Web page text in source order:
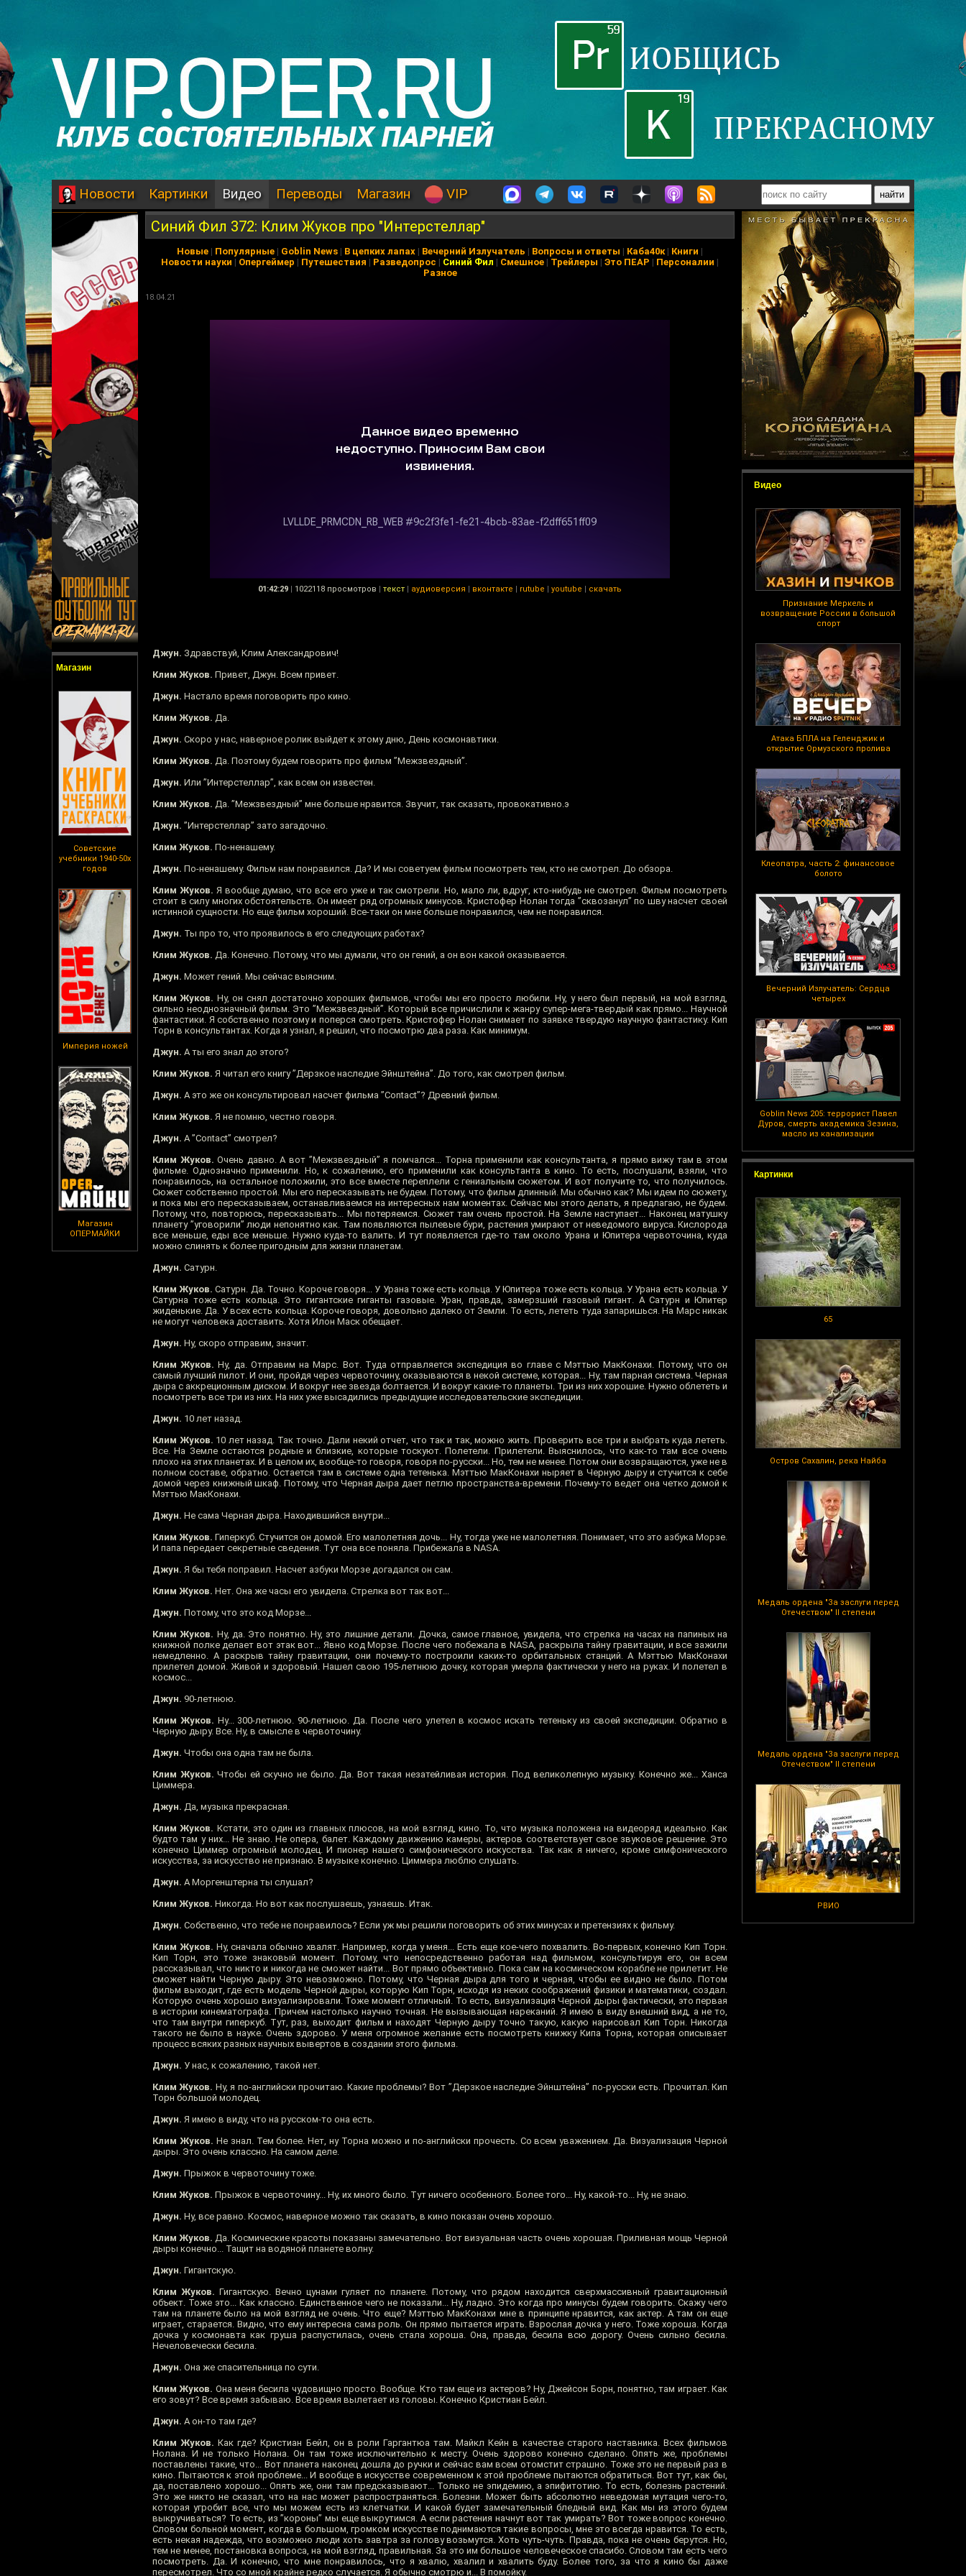
Новости Картинки Видео Переводы Магазин VIP
Магазин
Советские
учебники 1940-50х
годов
Империя ножей
Магазин
ОПЕРМАЙКИ
Видео
Признание Меркель и
возвращение России в большой
спорт
Атака БПЛА на Геленджик и
открытие Ормузского пролива
Клеопатра, часть 2: финансовое
болото
Вечерний Излучатель: Сердца
четырех
Goblin News 205: террорист Павел
Дуров, смерть академика Зезина,
масло из канализации
Картинки
65
Остров Сахалин, река Найба
Медаль ордена "За заслуги перед
Отечеством" II степени
Медаль ордена "За заслуги перед
Отечеством" II степени
РВИО
Синий Фил 372: Клим Жуков про "Интерстеллар"
Новые | Популярные | Goblin News | В цепких лапах | Вечерний Излучатель | Вопросы и ответы | Каба40к| Книги |
Новости науки | Опергеймер | Путешествия | Разведопрос | Синий Фил | Смешное | Трейлеры | Это ПЕАР | Персоналии |
Разное
18.04.21
01:42:29 | 1022118 просмотров | текст | аудиоверсия | вконтакте | rutube | youtube | скачать
Джун. Здравствуй, Клим Александрович!
Клим Жуков. Привет, Джун. Всем привет.
Джун. Настало время поговорить про кино.
Клим Жуков. Да.
Джун. Скоро у нас, наверное ролик выйдет к этому дню, День космонавтики.
Клим Жуков. Да. Поэтому будем говорить про фильм ”Межзвездный”.
Джун. Или ”Интерстеллар”, как всем он известен.
Клим Жуков. Да. ”Межзвездный” мне больше нравится. Звучит, так сказать, провокативно.э
Джун. ”Интерстеллар” зато загадочно.
Клим Жуков. По-ненашему.
Джун. По-ненашему. Фильм нам понравился. Да? И мы советуем фильм посмотреть тем, кто не смотрел. До обзора.
Клим Жуков. Я вообще думаю, что все его уже и так смотрели. Но, мало ли, вдруг, кто-нибудь не смотрел. Фильм посмотреть
стоит в силу многих обстоятельств. Он имеет ряд огромных минусов. Кристофер Нолан тогда ”сквозанул” по шву насчет своей
истинной сущности. Но еще фильм хороший. Все-таки он мне больше понравился, чем не понравился.
Джун. Ты про то, что проявилось в его следующих работах?
Клим Жуков. Да. Конечно. Потому, что мы думали, что он гений, а он вон какой оказывается.
Джун. Может гений. Мы сейчас выясним.
Клим Жуков. Ну, он снял достаточно хороших фильмов, чтобы мы его просто любили. Ну, у него был первый, на мой взгляд,
сильно неоднозначный фильм. Это ”Межзвездный”. Который все причислили к жанру супер-мега-твердый как прямо... Научной
фантастики. Я собственно поэтому и поперся смотреть. Кристофер Нолан снимает по заявке твердую научную фантастику. Кип
Торн в консультантах. Когда я узнал, я решил, что посмотрю два раза. Как минимум.
Джун. А ты его знал до этого?
Клим Жуков. Я читал его книгу ”Дерзкое наследие Эйнштейна”. До того, как смотрел фильм.
Джун. А это же он консультировал насчет фильма ”Contact”? Древний фильм.
Клим Жуков. Я не помню, честно говоря.
Джун. А ”Contact” смотрел?
Клим Жуков. Очень давно. А вот ”Межзвездный” я помчался... Торна применили как консультанта, я прямо вижу там в этом
фильме. Однозначно применили. Но, к сожалению, его применили как консультанта в кино. То есть, послушали, взяли, что
понравилось, на остальное положили, это все вместе переплели с гениальным сюжетом. И вот получите то, что получилось.
Сюжет собственно простой. Мы его пересказывать не будем. Потому, что фильм длинный. Мы обычно как? Мы идем по сюжету,
и пока мы его пересказываем, останавливаемся на интересных нам моментах. Сейчас мы этого делать, я предлагаю, не будем.
Потому, что, повторюсь, пересказывать... Мы потеряемся. Сюжет там очень простой. На Земле наступает... Наконец матушку
планету ”уговорили” люди непонятно как. Там появляются пылевые бури, растения умирают от неведомого вируса. Кислорода
все меньше, еды все меньше. Нужно куда-то валить. И тут появляется где-то там около Урана и Юпитера червоточина, куда
можно слинять к более пригодным для жизни планетам.
Джун. Сатурн.
Клим Жуков. Сатурн. Да. Точно. Короче говоря... У Урана тоже есть кольца. У Юпитера тоже есть кольца. У Урана есть кольца. У
Сатурна тоже есть кольца. Это гигантские гиганты газовые. Уран, правда, замерзший газовый гигант. А Сатурн и Юпитер
жиденькие. Да. У всех есть кольца. Короче говоря, довольно далеко от Земли. То есть, лететь туда запаришься. На Марс никак
не могут человека доставить. Хотя Илон Маск обещает.
Джун. Ну, скоро отправим, значит.
Клим Жуков. Ну, да. Отправим на Марс. Вот. Туда отправляется экспедиция во главе с Мэттью МакКонахи. Потому, что он
самый лучший пилот. И они, пройдя через червоточину, оказываются в некой системе, которая... Ну, там парная система. Черная
дыра с аккреционным диском. И вокруг нее звезда болтается. И вокруг какие-то планеты. Три из них хорошие. Нужно облететь и
посмотреть все три из них. На них уже высадились предыдущие исследовательские экспедиции.
Джун. 10 лет назад.
Клим Жуков. 10 лет назад. Так точно. Дали некий отчет, что так и так, можно жить. Проверить все три и выбрать куда лететь.
Все. На Земле остаются родные и близкие, которые тоскуют. Полетели. Прилетели. Выяснилось, что как-то там все очень
плохо на этих планетах. И в целом их, вообще-то говоря, говоря по-русски... Но, тем не менее. Потом они возвращаются, уже не в
полном составе, обратно. Остается там в системе одна тетенька. Мэттью МакКонахи ныряет в Черную дыру и стучится к себе
домой через книжный шкаф. Потому, что Черная дыра дает петлю пространства-времени. Почему-то ведет она четко домой к
Мэттью МакКонахи.
Джун. Не сама Черная дыра. Находившийся внутри...
Клим Жуков. Гиперкуб. Стучится он домой. Его малолетняя дочь... Ну, тогда уже не малолетняя. Понимает, что это азбука Морзе.
И папа передает секретные сведения. Тут она все поняла. Прибежала в NASA.
Джун. Я бы тебя поправил. Насчет азбуки Морзе догадался он сам.
Клим Жуков. Нет. Она же часы его увидела. Стрелка вот так вот...
Джун. Потому, что это код Морзе...
Клим Жуков. Ну, да. Это понятно. Ну, это лишние детали. Дочка, самое главное, увидела, что стрелка на часах на папиных на
книжной полке делает вот этак вот... Явно код Морзе. После чего побежала в NASA, раскрыла тайну гравитации, и все зажили
немедленно. А раскрыв тайну гравитации, они почему-то построили каких-то орбитальных станций. А Мэттью МакКонахи
прилетел домой. Живой и здоровый. Нашел свою 195-летнюю дочку, которая умерла фактически у него на руках. И полетел в
космос...
Джун. 90-летнюю.
Клим Жуков. Ну... 300-летнюю. 90-летнюю. Да. После чего улетел в космос искать тетеньку из своей экспедиции. Обратно в
Черную дыру. Все. Ну, в смысле в червоточину.
Джун. Чтобы она одна там не была.
Клим Жуков. Чтобы ей скучно не было. Да. Вот такая незатейливая история. Под великолепную музыку. Конечно же... Ханса
Циммера.
Джун. Да, музыка прекрасная.
Клим Жуков. Кстати, это один из главных плюсов, на мой взгляд, кино. То, что музыка положена на видеоряд идеально. Как
будто там у них... Не знаю. Не опера, балет. Каждому движению камеры, актеров соответствует свое звуковое решение. Это
конечно Циммер огромный молодец. И пионер нашего симфонического искусства. Так как я ничего, кроме симфонического
искусства, за искусство не признаю. В музыке конечно. Циммера люблю слушать.
Джун. А Моргенштерна ты слушал?
Клим Жуков. Никогда. Но вот как послушаешь, узнаешь. Итак.
Джун. Собственно, что тебе не понравилось? Если уж мы решили поговорить об этих минусах и претензиях к фильму.
Клим Жуков. Ну, сначала обычно хвалят. Например, когда у меня... Есть еще кое-чего похвалить. Во-первых, конечно Кип Торн.
Кип Торн, это тоже знаковый момент. Потому, что непосредственно работая над фильмом, консультируя его, он всем
рассказывал, что никто и никогда не сможет найти... Вот прямо объективно. Пока сам на космическом корабле не прилетит. Не
сможет найти Черную дыру. Это невозможно. Потому, что Черная дыра для того и черная, чтобы ее видно не было. Потом
фильм выходит, где есть модель Черной дыры, которую Кип Торн, исходя из неких соображений физики и математики, создал.
Которую очень хорошо визуализировали. Тоже момент отличный. То есть, визуализация Черной дыры фактически, это первая
в истории кинематографа. Причем настолько научно точная. Не вызывающая нареканий. Я имею в виду внешний вид, а не то,
что там внутри гиперкуб. Тут, раз, выходит фильм и находят Черную дыру точно такую, какую нарисовал Кип Торн. Никогда
такого не было в науке. Очень здорово. У меня огромное желание есть посмотреть книжку Кипа Торна, которая описывает
процесс всяких разных научных вывертов в создании этого фильма.
Джун. У нас, к сожалению, такой нет.
Клим Жуков. Ну, я по-английски прочитаю. Какие проблемы? Вот ”Дерзкое наследие Эйнштейна” по-русски есть. Прочитал. Кип
Торн большой молодец.
Джун. Я имею в виду, что на русском-то она есть.
Клим Жуков. Не знал. Тем более. Нет, ну Торна можно и по-английски прочесть. Со всем уважением. Да. Визуализация Черной
дыры. Это очень классно. На самом деле.
Джун. Прыжок в червоточину тоже.
Клим Жуков. Прыжок в червоточину... Ну, их много было. Тут ничего особенного. Более того... Ну, какой-то... Ну, не знаю.
Джун. Ну, все равно. Космос, наверное можно так сказать, в кино показан очень хорошо.
Клим Жуков. Да. Космические красоты показаны замечательно. Вот визуальная часть очень хорошая. Приливная мощь Черной
дыры конечно... Тащит на водяной планете волну.
Джун. Гигантскую.
Клим Жуков. Гигантскую. Вечно цунами гуляет по планете. Потому, что рядом находится сверхмассивный гравитационный
объект. Тоже это... Как классно. Единственное чего не показали... Ну, ладно. Это когда про минусы будем говорить. Скажу чего
там на планете было на мой взгляд не очень. Что еще? Мэттью МакКонахи мне в принципе нравится, как актер. А там он еще
играет, старается. Видно, что ему интересна сама роль. Он прямо пытается играть. Взрослая дочка у него. Тоже хороша. Когда
дочка у космонавта как груша распустилась, очень стала хороша. Она, правда, бесила всю дорогу. Очень сильно бесила.
Нечеловечески бесила.
Джун. Она же спасительница по сути.
Клим Жуков. Она меня бесила чудовищно просто. Вообще. Кто там еще из актеров? Ну, Джейсон Борн, понятно, там играет. Как
его зовут? Все время забываю. Все время вылетает из головы. Конечно Кристиан Бейл.
Джун. А он-то там где?
Клим Жуков. Как где? Кристиан Бейл, он в роли Гаргантюа там. Майкл Кейн в качестве старого наставника. Всех фильмов
Нолана. И не только Нолана. Он там тоже исключительно к месту. Очень здорово конечно сделано. Опять же, проблемы
поставлены такие, что... Вот планета наконец дошла до ручки и сейчас вам всем отомстит страшно. Тоже это не первый раз в
кино. Пытаются к этой проблеме... И вообще в искусстве современном к этой проблеме пытаются обратиться. Вот тут, как бы,
да, поставлено хорошо... Опять же, они там предсказывают... Только не эпидемию, а эпифитотию. То есть, болезнь растений.
Это же никто не сказал, что на нас может распространяться. Болезни. Может быть абсолютно неведомая мутация чего-то,
которая угробит все, что мы можем есть из клетчатки. И какой будет замечательный бледный вид. Как мы из этого будем
выкручиваться? То есть, из ”короны” мы еще выкрутимся. А если растения начнут вот так умирать? Вот тоже вопрос конечно.
Словом больной момент, когда в большом, громком искусстве поднимаются такие вопросы, мне это всегда нравится. То есть,
есть некая надежда, что возможно люди хоть завтра за голову возьмутся. Хоть чуть-чуть. Правда, пока не очень берутся. Но,
тем не менее, постановка вопроса, на мой взгляд, правильная. За это им большое человеческое спасибо. Словом там есть чего
посмотреть. Да. И конечно, что мне понравилось, что я хвалю, хвалил и хвалить буду. Более того, за что я кино бы даже
пересмотрел. Что со мной крайне редко случается. Я обычно смотрю и... В помойку.